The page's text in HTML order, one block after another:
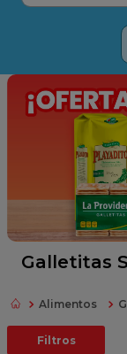
Galletitas
Alimentos
Términos
yerba
aceite
fideos
queso
azucar